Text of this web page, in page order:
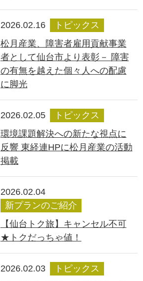
2026.02.16
トピックス
松月産業、障害者雇用貢献事業
者として仙台市より表彰－ 障害
の有無を越えた個々人への配慮
に脚光
2026.02.05
トピックス
環境課題解決への新たな視点に
反響 東経連HPに松月産業の活動
掲載
2026.02.04
新プランのご紹介
【仙台トク旅】キャンセル不可
★トクだっちゃ値！
2026.02.03
トピックス